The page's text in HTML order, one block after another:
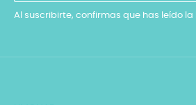
Al suscribirte, confirmas que has leído la